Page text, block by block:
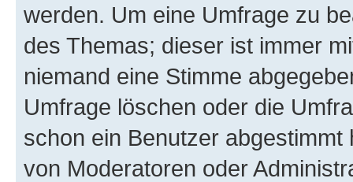
werden. Um eine Umfrage zu
des Themas; dieser ist immer
niemand eine Stimme
Umfrage löschen oder die
schon ein Benutzer
von Moderatoren oder